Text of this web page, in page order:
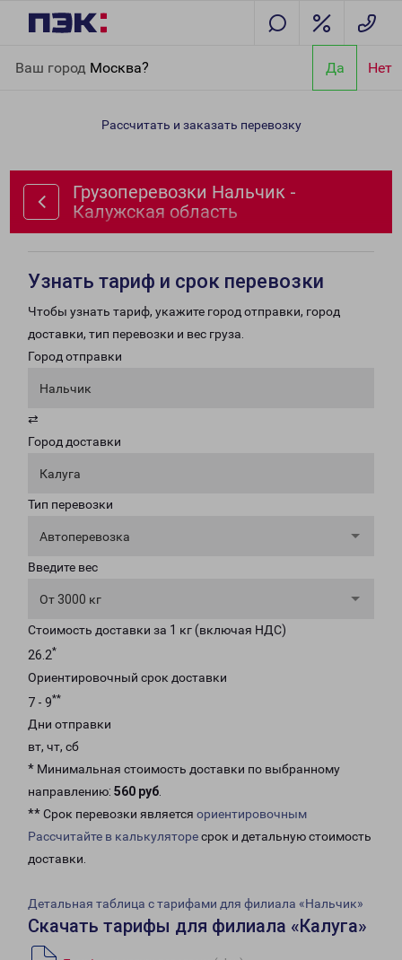
Ваш город Москва? Да Нет
область
Рассчитать и заказать перевозку
Грузоперевозки Нальчик -
Калужская область
Узнать тариф и срок перевозки
Чтобы узнать тариф, укажите город отправки, город
доставки, тип перевозки и вес груза.
Город отправки
Нальчик
⇄
Город доставки
Калуга
Тип перевозки
Автоперевозка
Введите вес
От 3000 кг
Стоимость доставки за 1 кг (включая НДС)
26.2*
Ориентировочный срок доставки
7 - 9**
Дни отправки
вт, чт, сб
* Минимальная стоимость доставки по выбранному
направлению: 560 руб.
** Срок перевозки является ориентировочным
Рассчитайте в калькуляторесрок и детальную стоимость
доставки.
Детальная таблица с тарифами для филиала «Нальчик»
Скачать тарифы для филиала «Калуга»